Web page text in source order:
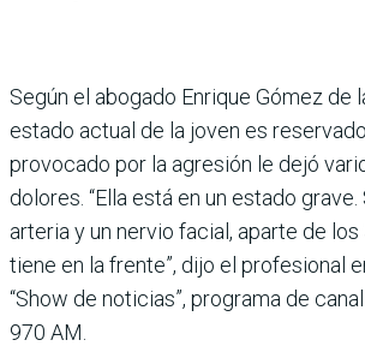
Según el abogado Enrique Gómez de
estado actual de la joven es
provocado por la agresión le dejó
dolores. “Ella está en un estado
arteria y un nervio facial, aparte de
tiene en la frente”, dijo el profesional
“Show de noticias”, programa de
970 AM.